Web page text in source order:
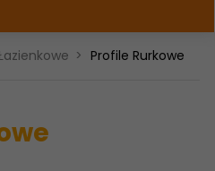
Profile Rurkowe